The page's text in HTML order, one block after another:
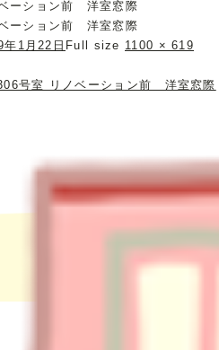
ーション前 洋室窓際
ーション前 洋室窓際
年1月22日 Full size 1100 × 619
号室 リノベーション前 洋室窓際